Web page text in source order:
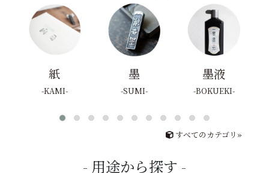
紙
KAMI
墨
SUMI
墨液
BOKUEKI
すべてのカテゴリ»
用途から探す